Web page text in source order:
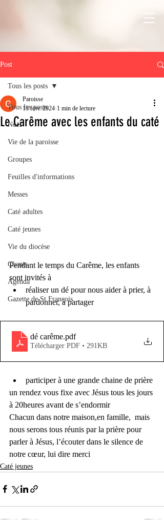
Post
Tous les posts
Noël
Vie de la paroisse
Groupes
Feuilles d'informations
Messes
Caté adultes
Caté jeunes
Vie du diocèse
Chants
Agenda
Gazette de St François
Tous les posts
Le Carême avec les enfants du caté
Paroisse
13 févr. 2024 1 min de lecture
Pendant le temps du Carême, les enfants
sont invités à
réaliser un dé pour nous aider à prier, à
pardonner, à partager
dé carême.pdf
Télécharger PDF • 291KB
participer à une grande chaine de prière
un rendez vous fixe avec Jésus tous les jours
à 20heures avant de s’endormir
Chacun dans notre maison,en famille,  mais
nous serons tous réunis par la prière pour
parler à Jésus, l’écouter dans le silence de
notre cœur, lui dire merci
Caté jeunes